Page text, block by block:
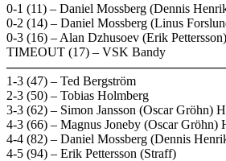
0-1 (11) – Daniel Mossberg (Dennis
0-2 (14) – Daniel Mossberg (Linus
0-3 (16) – Alan Dzhusoev (Erik Pettersson)
TIMEOUT (17) – VSK Bandy
1-3 (47) – Ted Bergström
2-3 (50) – Tobias Holmberg
3-3 (62) – Simon Jansson (Oscar Gröhn)
4-3 (66) – Magnus Joneby (Oscar Gröhn)
4-4 (82) – Daniel Mossberg (Dennis
4-5 (94) – Erik Pettersson (Straff)